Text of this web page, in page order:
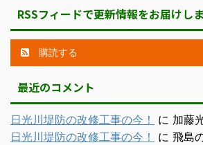
RSSフィードで更新情報をお届けし
購読する
最近のコメント
日光川堤防の改修工事の今！ に 加藤
日光川堤防の改修工事の今！
に 飛島